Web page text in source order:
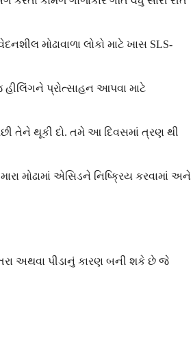
મોઢાવાળા લોકો માટે ખાસ SLS-
હીલિંગને પ્રોત્સાહન આપવા માટે
તેને થૂકી દો. તમે આ દિવસમાં ત્રણ થી
મોઢામાં એસિડને નિષ્ક્રિય કરવામાં અને
અથવા પીડાનું કારણ બની શકે છે જે